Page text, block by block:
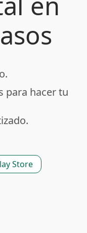
para hacer tu
Store